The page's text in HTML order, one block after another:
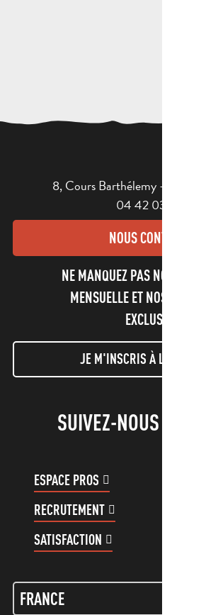
8, Cours Barthélemy - 13400
04 42 03 49 98
NOUS CONTACTER
NE MANQUEZ PAS NOTRE
MENSUELLE ET NOS
EXCLUSIVES !
JE M'INSCRIS À LA
SUIVEZ-NOUS !
ESPACE PROS
RECRUTEMENT
SATISFACTION